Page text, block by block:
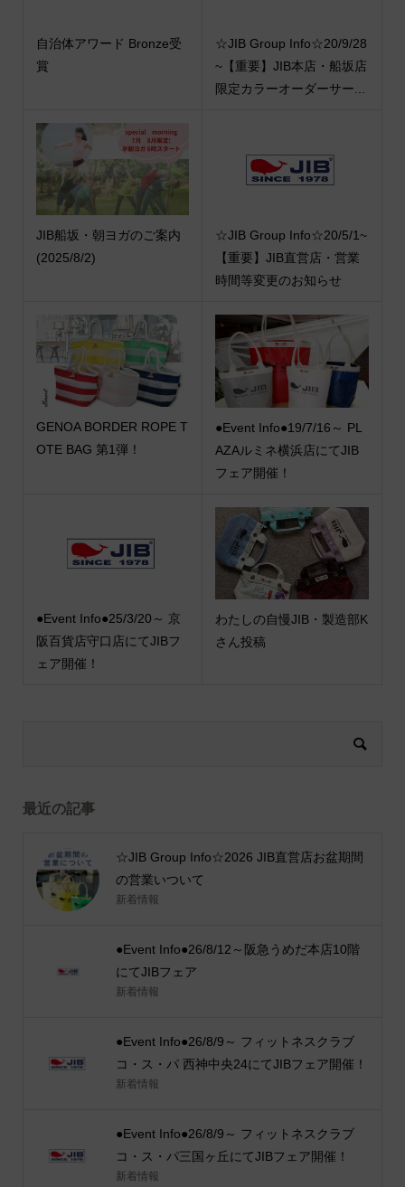
自治体アワード Bronze受
賞
☆JIB Group Info☆20/9/28
~【重要】JIB本店・船坂店
限定カラーオーダーサー...
JIB船坂・朝ヨガのご案内
(2025/8/2)
☆JIB Group Info☆20/5/1~
【重要】JIB直営店・営業
時間等変更のお知らせ
GENOA BORDER ROPE T
OTE BAG 第1弾！
●Event Info●19/7/16～ PL
AZAルミネ横浜店にてJIB
フェア開催！
●Event Info●25/3/20～ 京
阪百貨店守口店にてJIBフ
ェア開催！
わたしの自慢JIB・製造部K
さん投稿
最近の記事
☆JIB Group Info☆2026 JIB直営店お盆期間
の営業いついて
新着情報
●Event Info●26/8/12～阪急うめだ本店10階
にてJIBフェア
新着情報
●Event Info●26/8/9～ フィットネスクラブ
コ・ス・パ 西神中央24にてJIBフェア開催！
新着情報
●Event Info●26/8/9～ フィットネスクラブ
コ・ス・パ三国ヶ丘にてJIBフェア開催！
新着情報